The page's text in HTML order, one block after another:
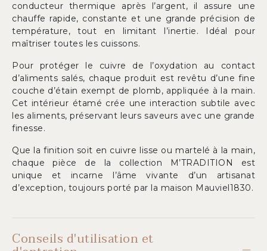
conducteur thermique après l’argent, il assure une
chauffe rapide, constante et une grande précision de
température, tout en limitant l’inertie. Idéal pour
maîtriser toutes les cuissons.
Pour protéger le cuivre de l’oxydation au contact
d’aliments salés, chaque produit est revêtu d’une fine
couche d’étain exempt de plomb, appliquée à la main.
Cet intérieur étamé crée une interaction subtile avec
les aliments, préservant leurs saveurs avec une grande
finesse.
Que la finition soit en cuivre lisse ou martelé à la main,
chaque pièce de la collection M’TRADITION est
unique et incarne l’âme vivante d’un artisanat
d’exception, toujours porté par la maison Mauviel1830.
Conseils d'utilisation et